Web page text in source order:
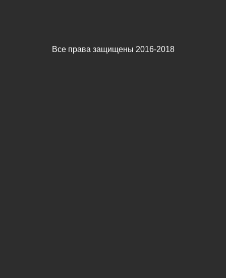
Все права защищены 2016-2018